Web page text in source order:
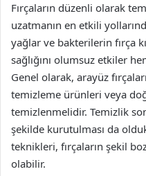
Fırçaların düzenli olarak
uzatmanın en etkili
yağlar ve bakterilerin fırça
sağlığını olumsuz etkiler
Genel olarak, arayüz
temizleme ürünleri veya
temizlenmelidir. Temizlik
şekilde kurutulması da
teknikleri, fırçaların şekil
olabilir.